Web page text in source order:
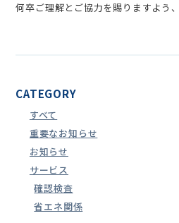
何卒ご理解とご協力を賜りますよう
CATEGORY
すべて
重要なお知らせ
お知らせ
サービス
確認検査
省エネ関係